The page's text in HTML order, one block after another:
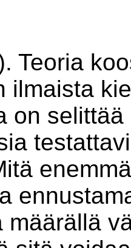
Teoria
ilmaista
on
määrällä